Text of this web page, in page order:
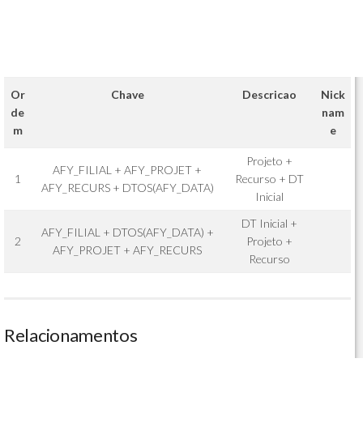
Or
de
m
Chave Descricao
Nick
nam
e
1
AFY_FILIAL + AFY_PROJET +
AFY_RECURS + DTOS(AFY_DATA)
Projeto +
Recurso + DT
Inicial
2
AFY_FILIAL + DTOS(AFY_DATA) +
AFY_PROJET + AFY_RECURS
DT Inicial +
Projeto +
Recurso
Relacionamentos